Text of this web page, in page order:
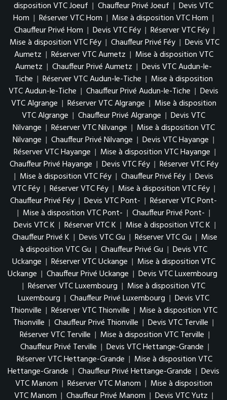
disposition VTC Joeuf | Chauffeur Privé Joeuf | Devis VTC
Hom | Réserver VTC Hom | Mise à disposition VTC Hom |
Chauffeur Privé Hom | Devis VTC Féy | Réserver VTC Féy |
Mise à disposition VTC Féy | Chauffeur Privé Féy | Devis VTC
Aumetz | Réserver VTC Aumetz | Mise à disposition VTC
Aumetz | Chauffeur Privé Aumetz | Devis VTC Audun-le-
Tiche | Réserver VTC Audun-le-Tiche | Mise à disposition
VTC Audun-le-Tiche | Chauffeur Privé Audun-le-Tiche | Devis
VTC Algrange | Réserver VTC Algrange | Mise à disposition
VTC Algrange | Chauffeur Privé Algrange | Devis VTC
Nilvange | Réserver VTC Nilvange | Mise à disposition VTC
Nilvange | Chauffeur Privé Nilvange | Devis VTC Hayange |
Réserver VTC Hayange | Mise à disposition VTC Hayange |
Chauffeur Privé Hayange | Devis VTC Féy | Réserver VTC Féy
| Mise à disposition VTC Féy | Chauffeur Privé Féy | Devis
VTC Féy | Réserver VTC Féy | Mise à disposition VTC Féy |
Chauffeur Privé Féy | Devis VTC Pont- | Réserver VTC Pont-
| Mise à disposition VTC Pont- | Chauffeur Privé Pont- |
Devis VTC K | Réserver VTC K | Mise à disposition VTC K |
Chauffeur Privé K | Devis VTC Gu | Réserver VTC Gu | Mise
à disposition VTC Gu | Chauffeur Privé Gu | Devis VTC
Uckange | Réserver VTC Uckange | Mise à disposition VTC
Uckange | Chauffeur Privé Uckange | Devis VTC Luxembourg
| Réserver VTC Luxembourg | Mise à disposition VTC
Luxembourg | Chauffeur Privé Luxembourg | Devis VTC
Thionville | Réserver VTC Thionville | Mise à disposition VTC
Thionville | Chauffeur Privé Thionville | Devis VTC Terville |
Réserver VTC Terville | Mise à disposition VTC Terville |
Chauffeur Privé Terville | Devis VTC Hettange-Grande |
Réserver VTC Hettange-Grande | Mise à disposition VTC
Hettange-Grande | Chauffeur Privé Hettange-Grande | Devis
VTC Manom | Réserver VTC Manom | Mise à disposition
VTC Manom | Chauffeur Privé Manom | Devis VTC Yutz |